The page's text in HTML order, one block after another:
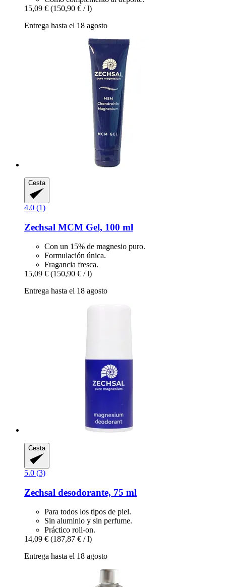
15,09 € (150,90 € / l)
Entrega hasta el 18 agosto
Cesta
4.0 (1)
Zechsal MCM Gel, 100 ml
Con un 15% de magnesio puro.
Formulación única.
Fragancia fresca.
15,09 € (150,90 € / l)
Entrega hasta el 18 agosto
Cesta
5.0 (3)
Zechsal desodorante, 75 ml
Para todos los tipos de piel.
Sin aluminio y sin perfume.
Práctico roll-on.
14,09 € (187,87 € / l)
Entrega hasta el 18 agosto